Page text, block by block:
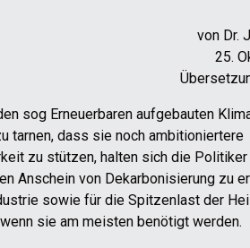
von Dr.
25.
sog Erneuerbaren aufgebauten
tarnen, dass sie noch
zu stützen, halten sich die
Anschein von Dekarbonisierung zu
sowie für die Spitzenlast der
sie am meisten benötigt werden.